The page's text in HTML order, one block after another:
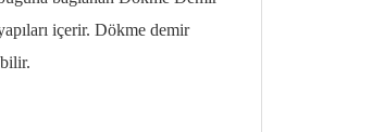
içerir. Dökme demir